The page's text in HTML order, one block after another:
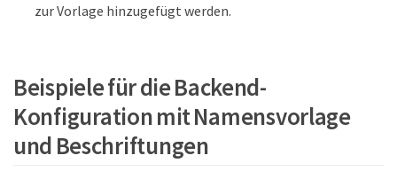
zur Vorlage hinzugefügt werden.
Beispiele für die Backend-
Konfiguration mit Namensvorlage
und Beschriftungen